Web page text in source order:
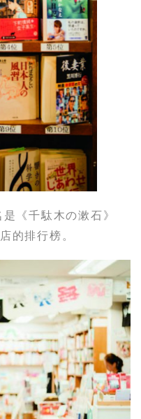
《千駄木の漱石》
的排行榜。